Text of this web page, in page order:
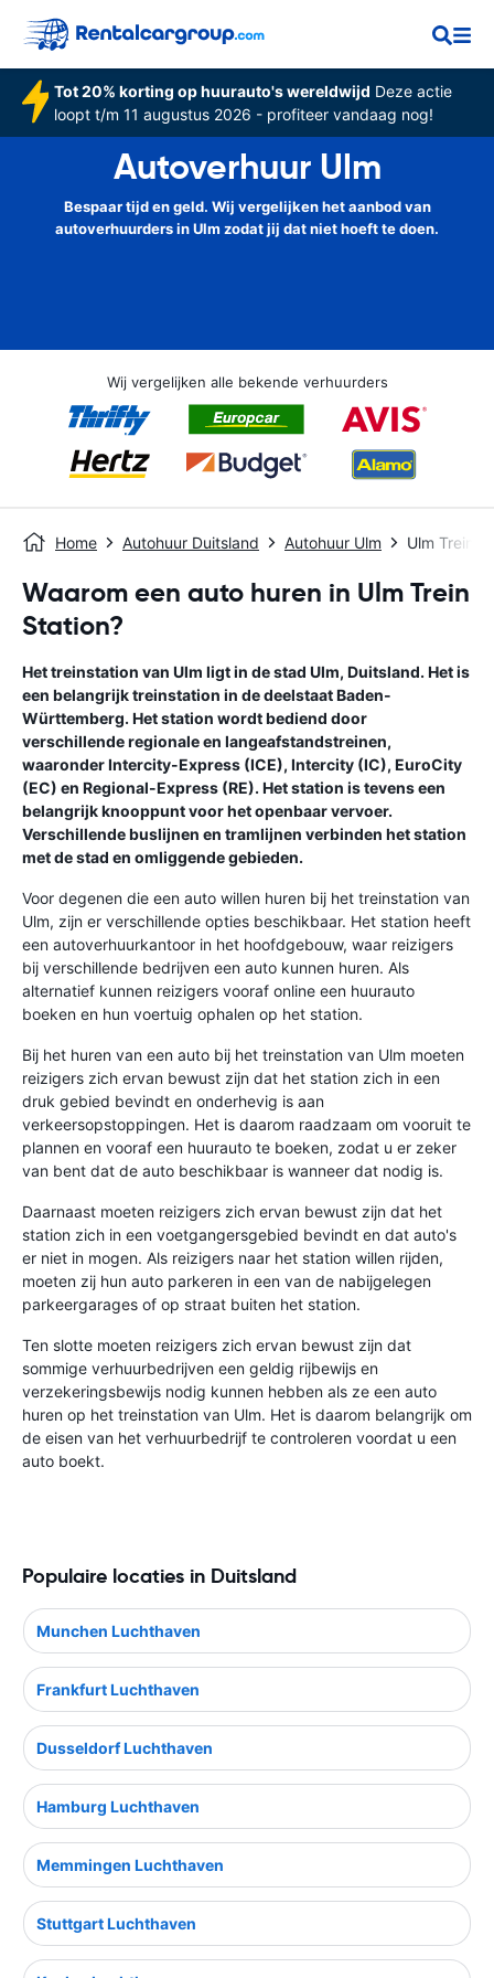
Tot 20% korting op huurauto's wereldwijd Deze actie
loopt t/m 11 augustus 2026 - profiteer vandaag nog!
Autoverhuur Ulm
Bespaar tijd en geld. Wij vergelijken het aanbod van
autoverhuurders in Ulm zodat jij dat niet hoeft te doen.
Wij vergelijken alle bekende verhuurders
Home Autohuur Duitsland Autohuur Ulm Ulm Trein
Waarom een auto huren in Ulm Trein
Station?
Het treinstation van Ulm ligt in de stad Ulm, Duitsland. Het is
een belangrijk treinstation in de deelstaat Baden-
Württemberg. Het station wordt bediend door
verschillende regionale en langeafstandstreinen,
waaronder Intercity-Express (ICE), Intercity (IC), EuroCity
(EC) en Regional-Express (RE). Het station is tevens een
belangrijk knooppunt voor het openbaar vervoer.
Verschillende buslijnen en tramlijnen verbinden het station
met de stad en omliggende gebieden.
Voor degenen die een auto willen huren bij het treinstation van
Ulm, zijn er verschillende opties beschikbaar. Het station heeft
een autoverhuurkantoor in het hoofdgebouw, waar reizigers
bij verschillende bedrijven een auto kunnen huren. Als
alternatief kunnen reizigers vooraf online een huurauto
boeken en hun voertuig ophalen op het station.
Bij het huren van een auto bij het treinstation van Ulm moeten
reizigers zich ervan bewust zijn dat het station zich in een
druk gebied bevindt en onderhevig is aan
verkeersopstoppingen. Het is daarom raadzaam om vooruit te
plannen en vooraf een huurauto te boeken, zodat u er zeker
van bent dat de auto beschikbaar is wanneer dat nodig is.
Daarnaast moeten reizigers zich ervan bewust zijn dat het
station zich in een voetgangersgebied bevindt en dat auto's
er niet in mogen. Als reizigers naar het station willen rijden,
moeten zij hun auto parkeren in een van de nabijgelegen
parkeergarages of op straat buiten het station.
Ten slotte moeten reizigers zich ervan bewust zijn dat
sommige verhuurbedrijven een geldig rijbewijs en
verzekeringsbewijs nodig kunnen hebben als ze een auto
huren op het treinstation van Ulm. Het is daarom belangrijk om
de eisen van het verhuurbedrijf te controleren voordat u een
auto boekt.
Populaire locaties in Duitsland
Munchen Luchthaven
Frankfurt Luchthaven
Dusseldorf Luchthaven
Hamburg Luchthaven
Memmingen Luchthaven
Stuttgart Luchthaven